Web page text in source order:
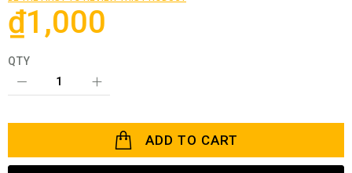
the
images
gallery
₫1,000
QTY
ADD TO CART